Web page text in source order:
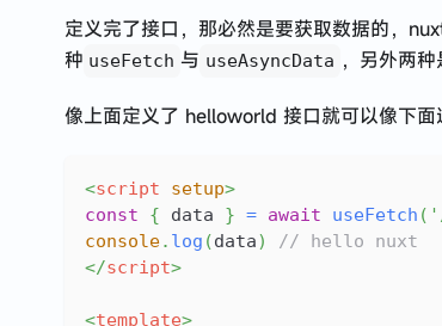
定义完了接口，那必然是要获取数据的，
种 useFetch 与 useAsyncData ，另外两种
像上面定义了 helloworld 接口就可以像下面
<script setup>
const
{ data } = await useFetch (
console. log (data)
// hello nuxt
</script>
<template>